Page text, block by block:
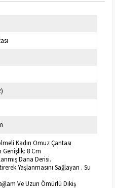
Kadın Omuz Çantası
Genişlik: 8 Cm
Dana Derisi.
Yaşlanmasını Sağlayan . Su
Ve Uzun Ömürlü Dikiş